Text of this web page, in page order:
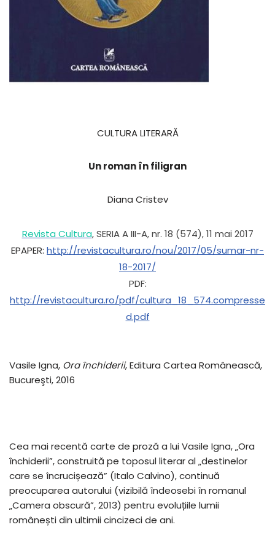
CULTURA LITERARĂ
Un roman în filigran
Diana Cristev
Revista Cultura, SERIA A III-A, nr. 18 (574), 11 mai 2017
EPAPER: http://revistacultura.ro/nou/2017/05/sumar-nr-
18-2017/
PDF:
http://revistacultura.ro/pdf/cultura_18_574.compresse
d.pdf
Vasile Igna, Ora închiderii, Editura Cartea Românească,
Bucureşti, 2016
Cea mai recentă carte de proză a lui Vasile Igna, „Ora
închiderii”, construită pe toposul literar al „destinelor
care se încrucișează” (Italo Calvino), continuă
preocuparea autorului (vizibilă îndeosebi în romanul
„Camera obscură”, 2013) pentru evoluțiile lumii
românești din ultimii cincizeci de ani.